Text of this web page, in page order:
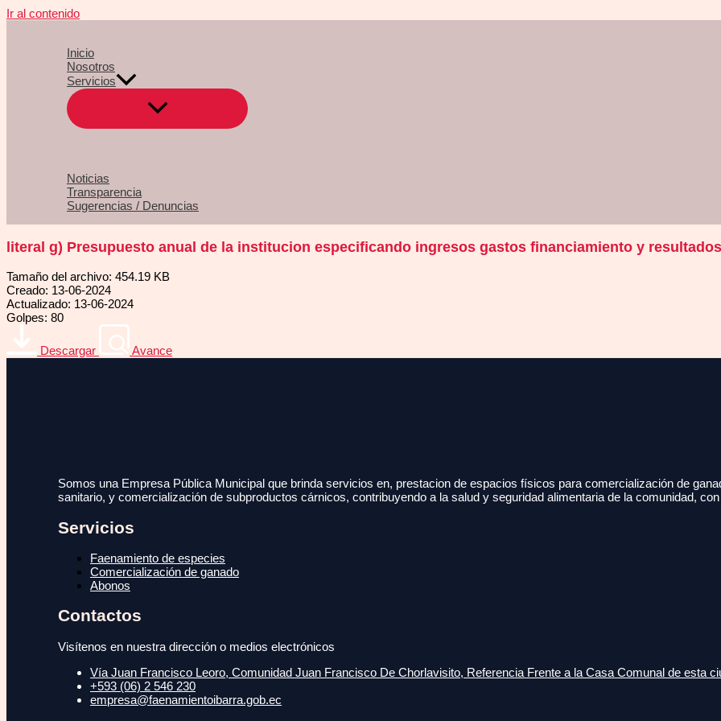
Ir al contenido
Inicio
Nosotros
Servicios
Noticias
Transparencia
Sugerencias / Denuncias
literal g) Presupuesto anual de la institucion especificando ingresos gastos financiamiento y resultados
Tamaño del archivo: 454.19 KB
Creado: 13-06-2024
Actualizado: 13-06-2024
Golpes: 80
Descargar Avance
Somos una Empresa Pública Municipal que brinda servicios en, prestacion de espacios físicos para comercialización de
sanitario, y comercialización de subproductos cárnicos, contribuyendo a la salud y seguridad alimentaria de la comunidad,
Servicios
Faenamiento de especies
Comercialización de ganado
Abonos
Contactos
Visítenos en nuestra dirección o medios electrónicos
Vía Juan Francisco Leoro, Comunidad Juan Francisco De Chorlavisito, Referencia Frente a la Casa Comunal de esta
+593 (06) 2 546 230
empresa@faenamientoibarra.gob.ec